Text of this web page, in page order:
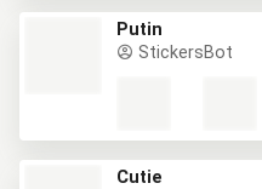
Putin
StickersBot
Cutie